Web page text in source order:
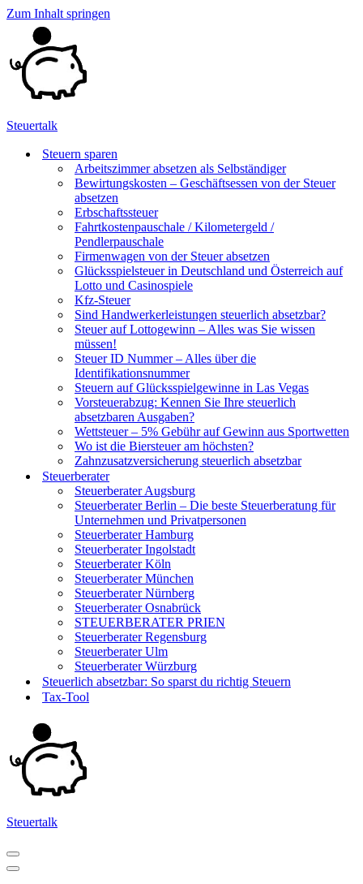
Zum Inhalt springen
Steuertalk
Steuern sparen
Arbeitszimmer absetzen als Selbständiger
Bewirtungskosten – Geschäftsessen von der Steuer
absetzen
Erbschaftssteuer
Fahrtkostenpauschale / Kilometergeld /
Pendlerpauschale
Firmenwagen von der Steuer absetzen
Glücksspielsteuer in Deutschland und Österreich auf
Lotto und Casinospiele
Kfz-Steuer
Sind Handwerkerleistungen steuerlich absetzbar?
Steuer auf Lottogewinn – Alles was Sie wissen
müssen!
Steuer ID Nummer – Alles über die
Identifikationsnummer
Steuern auf Glücksspielgewinne in Las Vegas
Vorsteuerabzug: Kennen Sie Ihre steuerlich
absetzbaren Ausgaben?
Wettsteuer – 5% Gebühr auf Gewinn aus Sportwetten
Wo ist die Biersteuer am höchsten?
Zahnzusatzversicherung steuerlich absetzbar
Steuerberater
Steuerberater Augsburg
Steuerberater Berlin – Die beste Steuerberatung für
Unternehmen und Privatpersonen
Steuerberater Hamburg
Steuerberater Ingolstadt
Steuerberater Köln
Steuerberater München
Steuerberater Nürnberg
Steuerberater Osnabrück
STEUERBERATER PRIEN
Steuerberater Regensburg
Steuerberater Ulm
Steuerberater Würzburg
Steuerlich absetzbar: So sparst du richtig Steuern
Tax-Tool
Steuertalk
Navigationsmenü
Navigationsmenü